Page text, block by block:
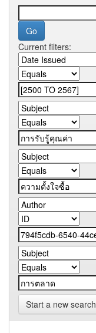
Current filters:
Start a new search